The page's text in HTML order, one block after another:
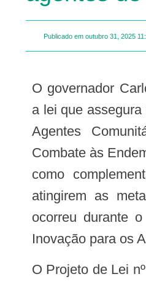
Publicado em outubro 31, 2025
O governador Carlos Brandão sancionou, nessa quinta-feira (30),
a lei que
Agentes
Combate às
como
atingirem as
ocorreu durante
Inovação para os
O Projeto de Lei nº 487/2025, de autoria do Poder Executivo, foi aprovado pela Assembleia Legislativa do Maranhão (Alema) na